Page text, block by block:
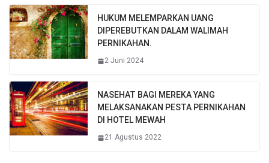
HUKUM MELEMPARKAN UANG
DIPEREBUTKAN DALAM WALIMAH
PERNIKAHAN.
2 Juni 2024
NASEHAT BAGI MEREKA YANG
MELAKSANAKAN PESTA PERNIKAHAN
DI HOTEL MEWAH
21 Agustus 2022